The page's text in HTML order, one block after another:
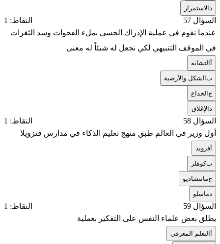
الاستمرار
السؤال 57
النقاط: 1
عندما نقوم في عملية الإدراك الحسي بملء الفجوات وسد الثغرات
في الموقف التنبيهي لكي نجعل له شيئاً له معنى
التشابه
بالشكل والأرضية
جالخداع
الإغلاق
السؤال 58
النقاط: 1
أول وزير في العالم طبق منهج تعليم الذكاء في مدارس فنزويلا
فرويد
بكوهلر
جمانتشاديو
ماسلو
السؤال 59
النقاط: 1
يطلق بعض علماء النفس على التفكير بعملية
التعلم المعرفي